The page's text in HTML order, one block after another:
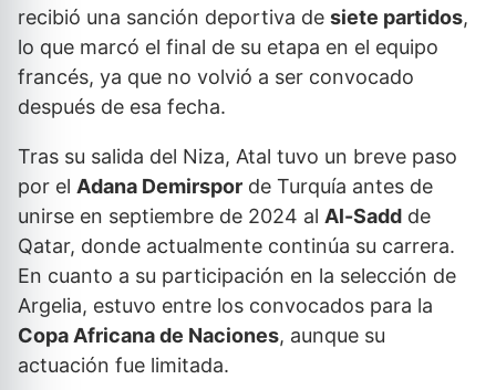
recibió una sanción deportiva de siete partidos,
lo que marcó el final de su etapa en el equipo
francés, ya que no volvió a ser convocado
después de esa fecha.
Tras su salida del Niza, Atal tuvo un breve paso
por el Adana Demirspor de Turquía antes de
unirse en septiembre de 2024 al Al-Sadd de
Qatar, donde actualmente continúa su carrera.
En cuanto a su participación en la selección de
Argelia, estuvo entre los convocados para la
Copa Africana de Naciones, aunque su
actuación fue limitada.